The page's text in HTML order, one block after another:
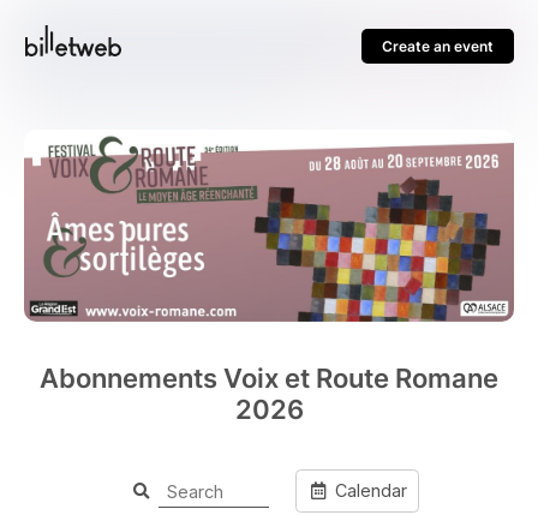
Create an event
Abonnements Voix et Route Romane
2026